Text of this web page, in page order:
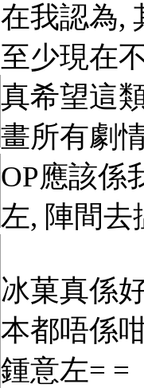
在我認為,
至少現在
真希望這
畫所有劇
OP應該係
左, 陣間去
冰菓真係
本都唔係
鍾意左= =